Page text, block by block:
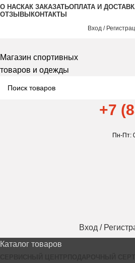
О НАСКАК ЗАКАЗАТЬОПЛАТА И
ОТЗЫВЫ КОНТАКТЫ
Вход /
Магазин спортивных
товаров и одежды
+7
Пн-Пт:
Вход /
Каталог товаров